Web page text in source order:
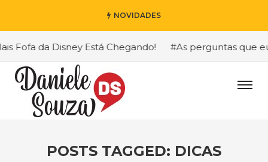
NOVIDADES
da Disney Está Chegando! #As perguntas que eu
POSTS TAGGED: DICAS